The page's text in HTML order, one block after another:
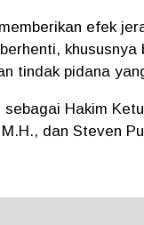
efek
tindak pidana
Hakim
dan Steven